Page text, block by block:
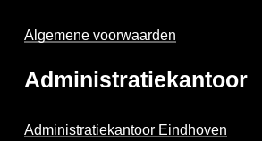
Algemene voorwaarden
Administratiekantoor
Administratiekantoor Eindhoven